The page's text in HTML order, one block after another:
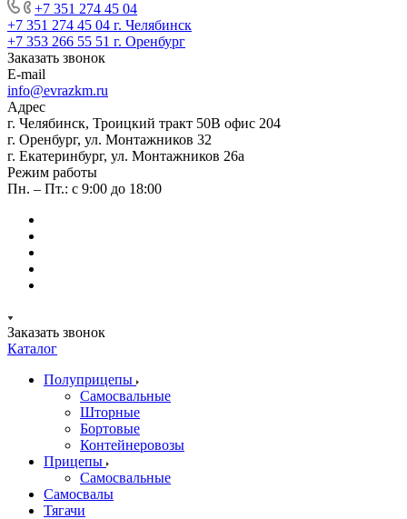
+7 351 274 45 04
+7 351 274 45 04 г. Челябинск
+7 353 266 55 51 г. Оренбург
Заказать звонок
E-mail
info@evrazkm.ru
Адрес
г. Челябинск, Троицкий тракт 50В офис 204
г. Оренбург, ул. Монтажников 32
г. Екатеринбург, ул. Монтажников 26а
Режим работы
Пн. – Пт.: с 9:00 до 18:00
Заказать звонок
Каталог
Полуприцепы
Самосвальные
Шторные
Бортовые
Контейнеровозы
Прицепы
Самосвальные
Самосвалы
Тягачи